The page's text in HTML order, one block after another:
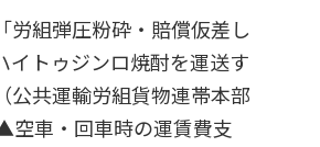
組弾圧粉砕・賠償仮差し
イトゥジンロ焼酎を運送す
公共運輸労組貨物連帯本部
車・回車時の運賃費支